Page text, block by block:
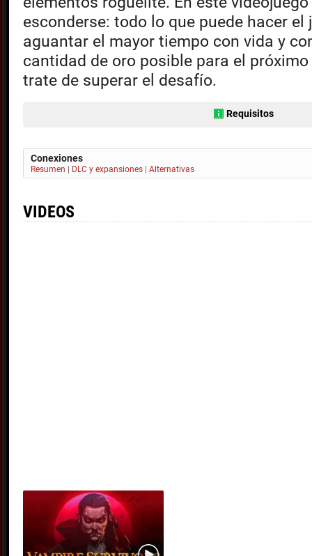
esconderse: todo lo que puede hacer
aguantar el mayor tiempo con vida y
cantidad de oro posible para el
trate de superar el desafío.
Requisitos
Conexiones
Resumen DLC y expansiones Alternativas
VIDEOS